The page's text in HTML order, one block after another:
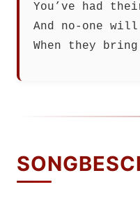
You’ve had
And no-one
When they bring